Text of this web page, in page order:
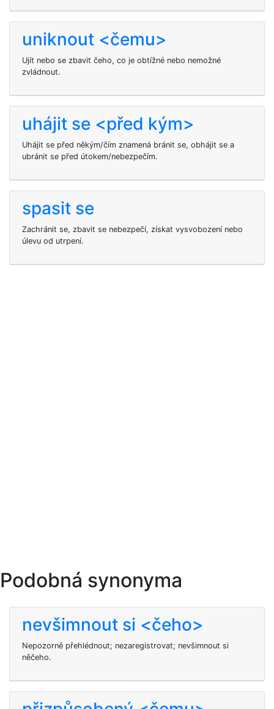
uniknout <čemu>
Ujít nebo se zbavit čeho, co je obtížné nebo nemožné
zvládnout.
uhájit se <před kým>
Uhájit se před někým/čím znamená bránit se, obhájit se a
ubránit se před útokem/nebezpečím.
spasit se
Zachránit se, zbavit se nebezpečí, získat vysvobození nebo
úlevu od utrpení.
Podobná synonyma
nevšimnout si <čeho>
Nepozorně přehlédnout; nezaregistrovat; nevšimnout si
něčeho.